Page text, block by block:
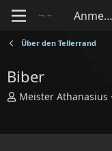
Anmelden
Über den Tellerrand
Biber
E
t
Meister Athanasius